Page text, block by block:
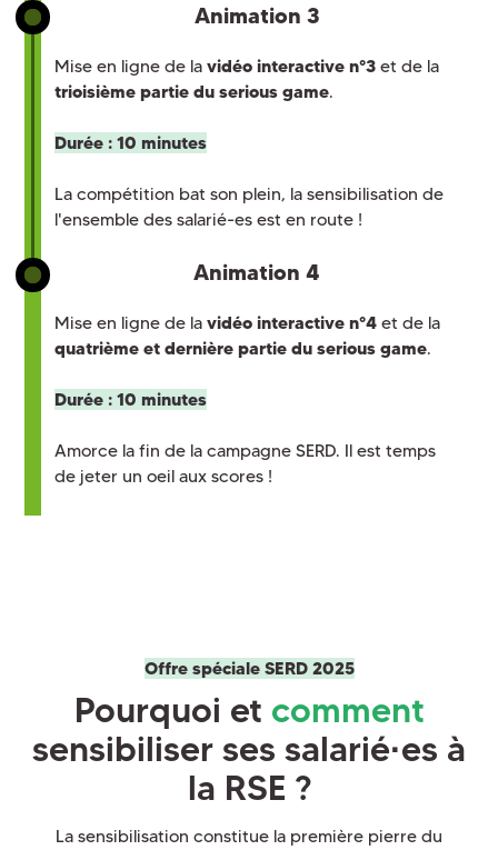
Animation 3
Mise en ligne de la vidéo interactive n°3 et de la
trioisième partie du serious game.
Durée : 10 minutes
La compétition bat son plein, la sensibilisation de
l'ensemble des salarié-es est en route !
Animation 4
Mise en ligne de la vidéo interactive n°4et de la
quatrième et dernière partie du serious game.
Durée : 10 minutes
Amorce la fin de la campagne SERD. Il est temps
de jeter un oeil aux scores !
Offre spéciale SERD 2025
Pourquoi et comment
sensibiliser ses salarié·es à
la RSE ?
La sensibilisation constitue la première pierre du